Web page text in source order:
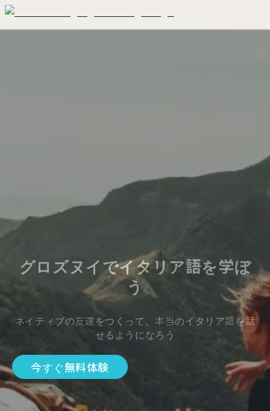
グロズヌイでイタリア語を学ぼ
う
ネイティブの友達をつくって、本当のイタリア語を話
せるようになろう
今すぐ無料体験